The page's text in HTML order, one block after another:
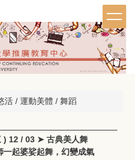
活 / 運動美體 / 舞蹈
) 12 / 03 ➤ 古典美人舞
一起婆娑起舞，幻變成氣